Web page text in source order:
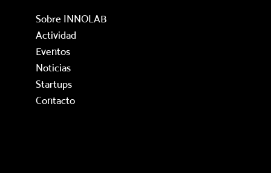
Sobre INNOLAB
Actividad
Eventos
Noticias
Startups
Contacto